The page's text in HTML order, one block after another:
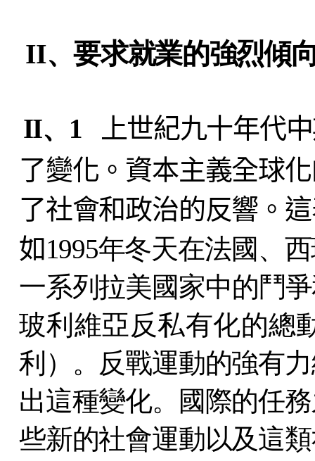
II、要求就業的強烈傾
II、1
上世紀九十年代
了變化。資本主義全球
了社會和政治的反響。
如1995年冬天在法國、
一系列拉美國家中的鬥
玻利維亞反私有化的總
利）。反戰運動的強有
出這種變化。國際的任
些新的社會運動以及這